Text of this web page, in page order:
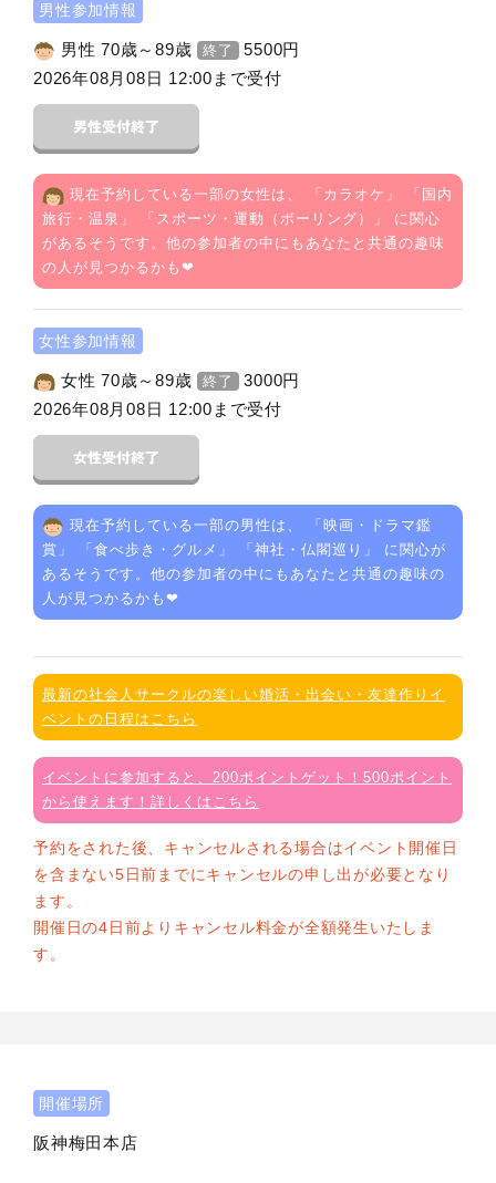
男性参加情報
男性 70歳～89歳 終了 5500円
2026年08月08日 12:00まで受付
現在予約している一部の女性は、 「 カラオケ 」 「 国内
旅行・温泉 」 「 スポーツ・運動（ボーリング）
」 に関心
があるそうです。他の参加者の中にもあなたと共通の趣味
の人が見つかるかも❤
女性参加情報
女性 70歳～89歳 終了 3000円
2026年08月08日 12:00まで受付
現在予約している一部の男性は、 「 映画・ドラマ鑑
賞 」 「 食べ歩き・グルメ 」 「 神社・仏閣巡り 」 に関心が
あるそうです。他の参加者の中にもあなたと共通の趣味の
人が見つかるかも❤
最新の社会人サークルの楽しい婚活・出会い・友達作りイ
ベントの日程はこちら
イベントに参加すると、200ポイントゲット！500ポイント
から使えます！詳しくはこちら
予約をされた後、キャンセルされる場合はイベント開催日
を含まない5日前までにキャンセルの申し出が必要となり
ます。
開催日の4日前よりキャンセル料金が全額発生いたしま
す。
開催場所
阪神梅田本店